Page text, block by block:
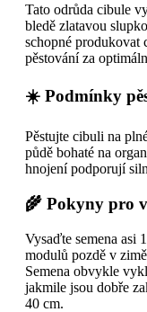
Tato odrůda cibule
bledě zlatavou
schopné produkovat
pěstování za
☀️ Podmínky
Pěstujte cibuli na
půdě bohaté na
hnojení podporují
🌾 Pokyny pro
Vysaďte semena asi
modulů pozdě v
Semena obvykle
jakmile jsou dobře
40 cm.